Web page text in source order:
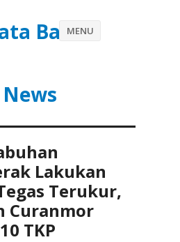
Batu
MENU
Lakukan
Terukur,
Curanmor
TKP